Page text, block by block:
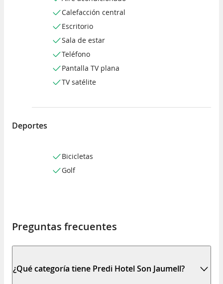
Calefacción central
Escritorio
Sala de estar
Teléfono
Pantalla TV plana
TV satélite
Deportes
Bicicletas
Golf
Preguntas frecuentes
¿Qué categoría tiene Predi Hotel Son Jaumell?